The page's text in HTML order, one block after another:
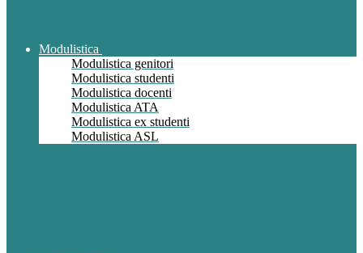
Modulistica
Modulistica genitori
Modulistica studenti
Modulistica docenti
Modulistica ATA
Modulistica ex studenti
Modulistica ASL